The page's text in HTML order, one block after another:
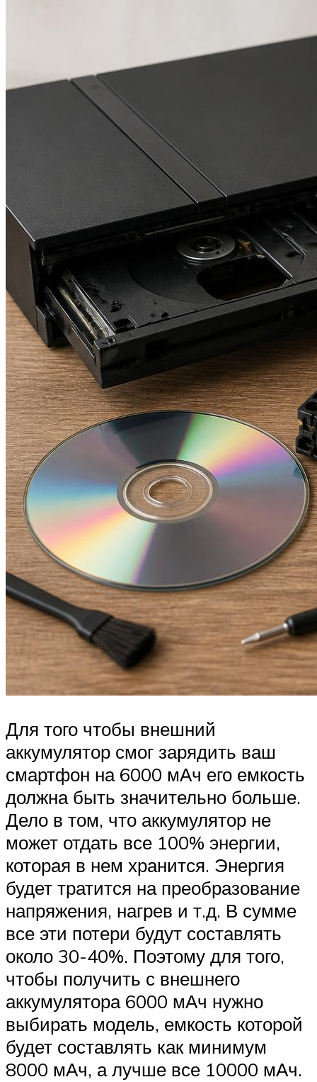
Для того чтобы внешний
аккумулятор смог зарядить ваш
смартфон на 6000 мАч его емкость
должна быть значительно больше.
Дело в том, что аккумулятор не
может отдать все 100% энергии,
которая в нем хранится. Энергия
будет тратится на преобразование
напряжения, нагрев и т.д. В сумме
все эти потери будут составлять
около 30-40%. Поэтому для того,
чтобы получить с внешнего
аккумулятора 6000 мАч нужно
выбирать модель, емкость которой
будет составлять как минимум
8000 мАч, а лучше все 10000 мАч.